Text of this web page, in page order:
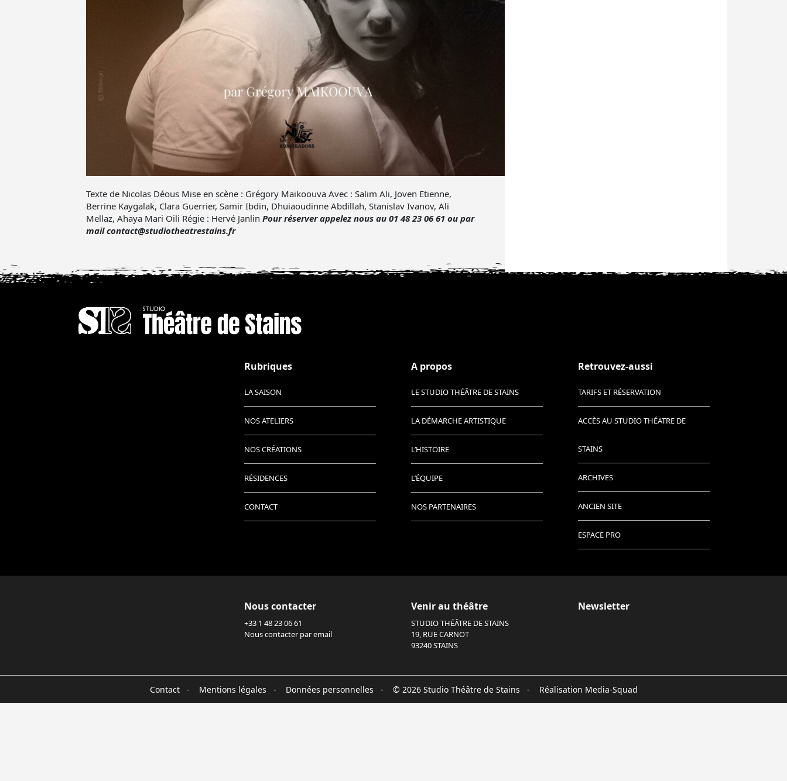
Texte de Nicolas Déous Mise en scène : Grégory Maikoouva Avec : Salim Ali, Joven Etienne,
Berrine Kaygalak, Clara Guerrier, Samir Ibdin, Dhuiaoudinne Abdillah, Stanislav Ivanov, Ali
Mellaz, Ahaya Mari Oili Régie : Hervé Janlin Pour réserver appelez nous au 01 48 23 06 61 ou par
mail contact@studiotheatrestains.fr
Rubriques
LA SAISON
NOS ATELIERS
NOS CRÉATIONS
RÉSIDENCES
CONTACT
A propos
LE STUDIO THÉÂTRE DE STAINS
LA DÉMARCHE ARTISTIQUE
L’HISTOIRE
L’ÉQUIPE
NOS PARTENAIRES
Retrouvez-aussi
TARIFS ET RÉSERVATION
ACCÈS AU STUDIO THÉATRE DE
STAINS
ARCHIVES
ANCIEN SITE
ESPACE PRO
Nous contacter
+33 1 48 23 06 61
Nous contacter par email
Venir au théâtre
STUDIO THÉÂTRE DE STAINS
19, RUE CARNOT
93240 STAINS
Newsletter
Contact- Mentions légales - Données personnelles - © 2026 Studio Théâtre de Stains - Réalisation Media-Squad